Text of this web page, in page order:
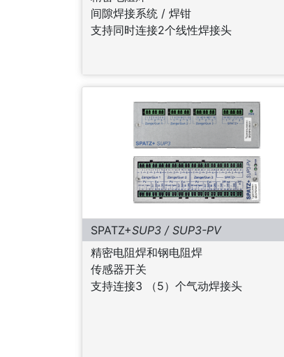
间隙焊接系统 / 焊钳
支持同时连接2个线性焊接头
SPATZ+SUP3 / SUP3-PV
精密电阻焊和钢电阻焊
传感器开关
支持连接3 （5）个气动焊接头